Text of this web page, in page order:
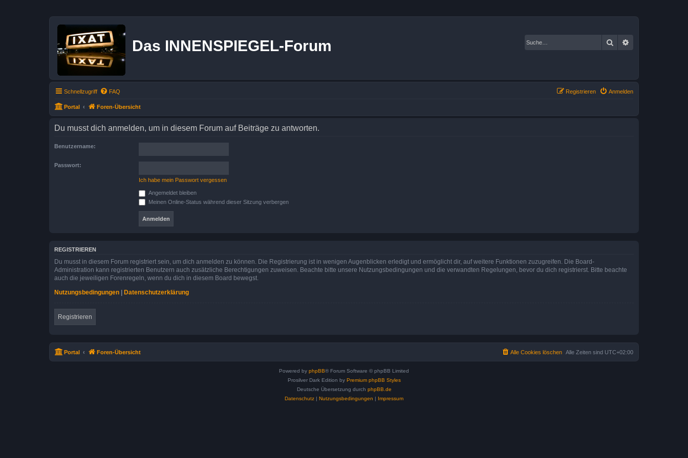
Das INNENSPIEGEL-Forum Suche
Schnellzugriff FAQ Anmelden
Registrieren
Portal Foren-Übersicht
Du musst dich anmelden, um in diesem Forum auf Beiträge zu antworten.
Benutzername:
Passwort:
Ich habe mein Passwort vergessen
Angemeldet bleiben
Meinen Online-Status während dieser Sitzung verbergen
REGISTRIEREN
Du musst in diesem Forum registriert sein, um dich anmelden zu können. Die Registrierung ist in wenigen Augenblicken erledigt und ermöglicht dir, auf weitere Funktionen zuzugreifen. Die Board-
Administration kann registrierten Benutzern auch zusätzliche Berechtigungen zuweisen. Beachte bitte unsere Nutzungsbedingungen und die verwandten Regelungen, bevor du dich registrierst. Bitte beachte
auch die jeweiligen Forenregeln, wenn du dich in diesem Board bewegst.
Nutzungsbedingungen | Datenschutzerklärung
Registrieren
Portal Foren-Übersicht Alle Zeiten sind UTC+02:00
Alle Cookies löschen
Powered by phpBB® Forum Software © phpBB Limited
Prosilver Dark Edition by Premium phpBB Styles
Deutsche Übersetzung durch phpBB.de
Datenschutz | Nutzungsbedingungen | Impressum